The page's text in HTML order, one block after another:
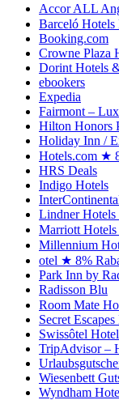
Accor ALL
Barceló
Booking.com
Crowne Plaza
Dorint Hotels
ebookers
Expedia
Fairmont –
Hilton Honors
Holiday Inn /
Hotels.com ★
HRS Deals
Indigo Hotels
Lindner Hotels
Marriott
Millennium
otel ★ 8%
Park Inn by
Radisson Blu
Room Mate
Secret
Swissôtel
TripAdvisor –
Wiesenbett
Wyndham